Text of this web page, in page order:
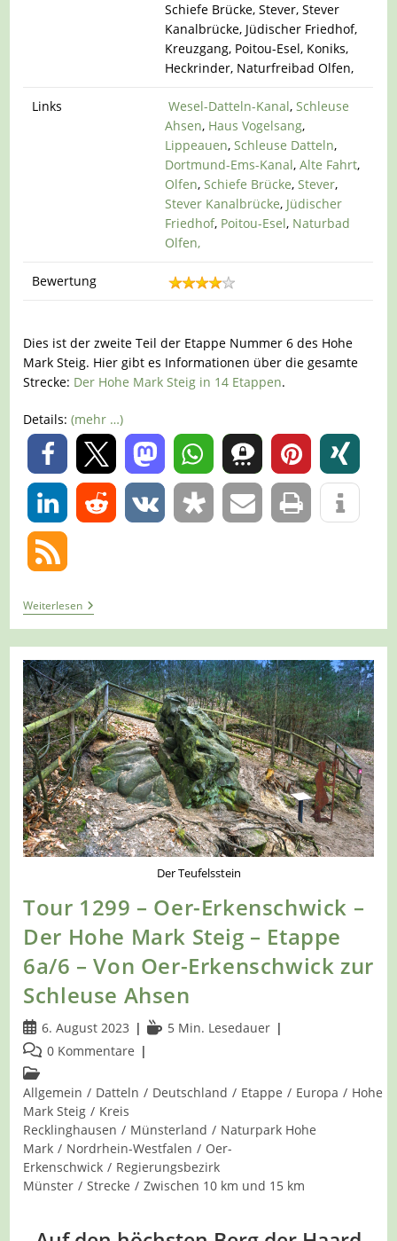
Schiefe Brücke, Stever, Stever
Kanalbrücke, Jüdischer Friedhof,
Kreuzgang, Poitou-Esel, Koniks,
Heckrinder, Naturfreibad Olfen,
Links Wesel-Datteln-Kanal,Schleuse
Ahsen, Haus Vogelsang,
Lippeauen,Schleuse Datteln,
Dortmund-Ems-Kanal,Alte Fahrt,
Olfen,Schiefe Brücke,Stever,
Stever Kanalbrücke, Jüdischer
Friedhof, Poitou-Esel, Naturbad
Olfen,
Bewertung
Dies ist der zweite Teil der Etappe Nummer 6 des Hohe
Mark Steig. Hier gibt es Informationen über die gesamte
Strecke: Der Hohe Mark Steig in 14 Etappen.
Details:(mehr …)
0
0
WeiterlesenTour
1300
–
Datteln
–
Der
Hohe
Mark
Steig
–
Etappe
6b/6
–
Von
Der
Schleuse
Ahsen
Nach
Olfen
Der Teufelsstein
Tour 1299 – Oer-Erkenschwick –
Der Hohe Mark Steig – Etappe
6a/6 – Von Oer-Erkenschwick zur
Schleuse Ahsen
Beitrag
veröffentlicht:
6. August 2023 Lesedauer:
5 Min. Lesedauer
Beitrags-
Kommentare:
0 Kommentare
Beitrags-
Kategorie:
Allgemein / Datteln / Deutschland / Etappe / Europa / Hohe
Mark Steig / Kreis
Recklinghausen / Münsterland / Naturpark Hohe
Mark / Nordrhein-Westfalen / Oer-
Erkenschwick / Regierungsbezirk
Münster / Strecke / Zwischen 10 km und 15 km